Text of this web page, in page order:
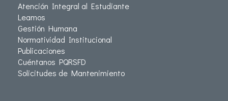
Atención Integral al Estudiante
Leamos
Gestión Humana
Normatividad Institucional
Publicaciones
Cuéntanos PQRSFD
Solicitudes de Mantenimiento